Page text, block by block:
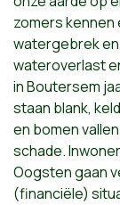
zomers
watergebrek
wateroverlast
in Boutersem
staan blank,
en bomen
schade.
Oogsten gaan
(financiële)